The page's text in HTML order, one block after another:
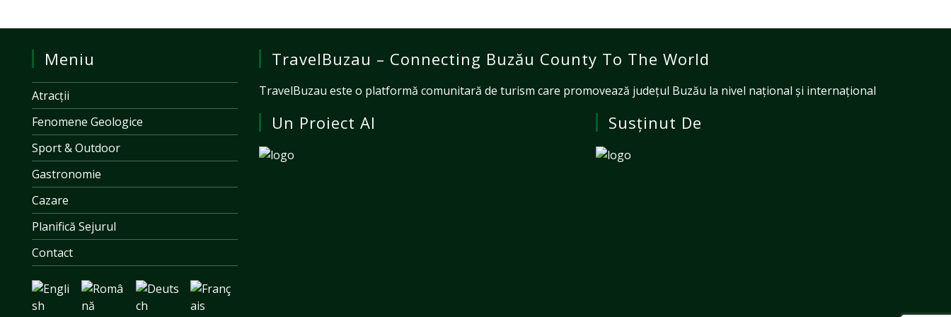
Meniu
Atracții
Fenomene Geologice
Sport & Outdoor
Gastronomie
Cazare
Planifică Sejurul
Contact
TravelBuzau – Connecting Buzău County To The World
TravelBuzau este o platformă comunitară de turism care promovează județul Buzău la nivel național și internațional
Un Proiect Al Susținut De